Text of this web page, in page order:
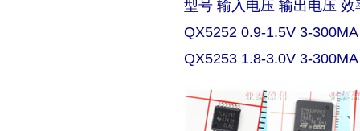
型号 输入电压 输出电压 效
QX5252 0.9-1.5V 3-
QX5253 1.8-3.0V 3-